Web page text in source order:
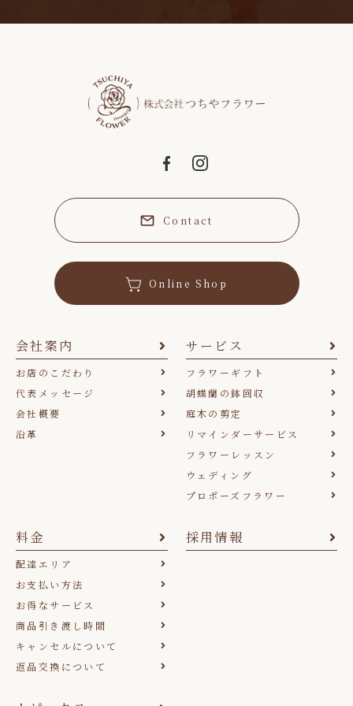
Contact
Online Shop
会社案内
お店のこだわり
代表メッセージ
会社概要
沿革
サービス
フラワーギフト
胡蝶蘭の鉢回収
庭木の剪定
リマインダーサービス
フラワーレッスン
ウェディング
プロポーズフラワー
料金
配達エリア
お支払い方法
お得なサービス
商品引き渡し時間
キャンセルについて
返品交換について
採用情報